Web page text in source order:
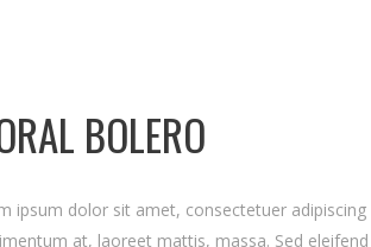
BOLERO
ipsum dolor sit amet, consectetuer
at, laoreet mattis, massa. Sed